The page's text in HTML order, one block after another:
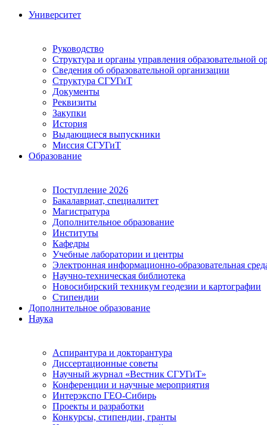
Университет
Руководство
Структура и органы управления образовательной
Сведения об образовательной организации
Структура СГУГиТ
Документы
Реквизиты
Закупки
История
Выдающиеся выпускники
Миссия СГУГиТ
Образование
Поступление 2026
Бакалавриат, специалитет
Магистратура
Дополнительное образование
Институты
Кафедры
Учебные лаборатории и центры
Электронная информационно-образовательная
Научно-техническая библиотека
Новосибирский техникум геодезии и картографии
Стипендии
Дополнительное образование
Наука
Аспирантура и докторантура
Диссертационные советы
Научный журнал «Вестник СГУГиТ»
Конференции и научные мероприятия
Интерэкспо ГЕО-Сибирь
Проекты и разработки
Конкурсы, стипендии, гранты